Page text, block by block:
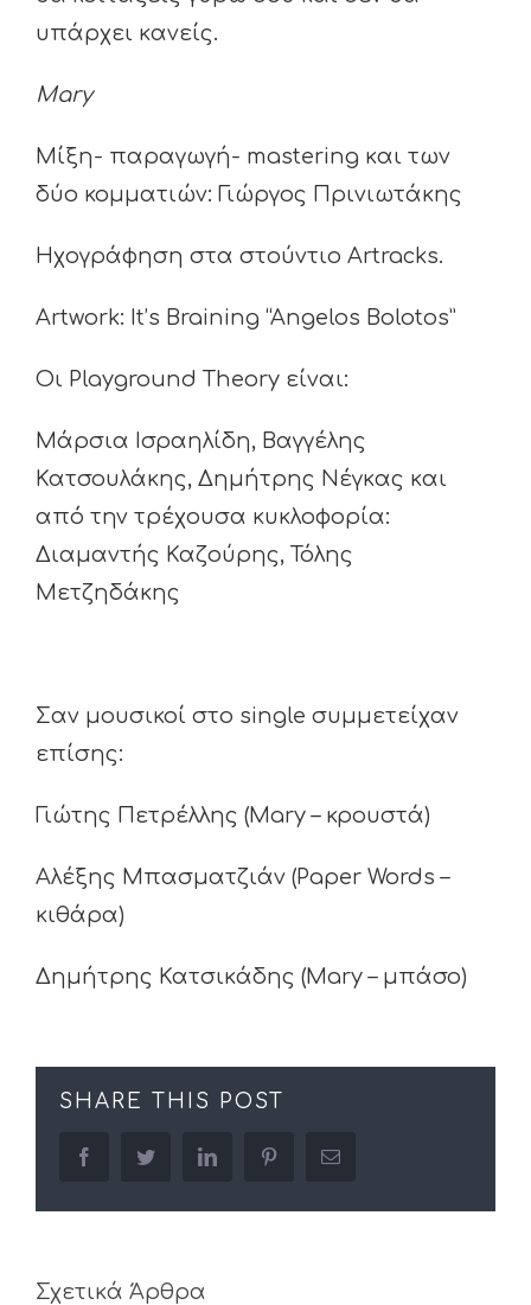
υπάρχει κανείς.
Mary
Μίξη- παραγωγή- mastering και των
δύο κομματιών: Γιώργος Πρινιωτάκης
Ηχογράφηση στα στούντιο Artracks.
Artwork: It’s Braining “Angelos Bolotos”
Οι Playground Theory είναι:
Μάρσια Ισραηλίδη, Βαγγέλης
Κατσουλάκης, Δημήτρης Νέγκας και
από την τρέχουσα κυκλοφορία:
Διαμαντής Καζούρης, Τόλης
Μετζηδάκης
Σαν μουσικοί στο single συμμετείχαν
επίσης:
Γιώτης Πετρέλλης (Mary – κρουστά)
Αλέξης Μπασματζιάν (Paper Words –
κιθάρα)
Δημήτρης Κατσικάδης (Mary – μπάσο)
SHARE THIS POST
facebooktwitter linkedin pinterestEmail
Σχετικά Άρθρα